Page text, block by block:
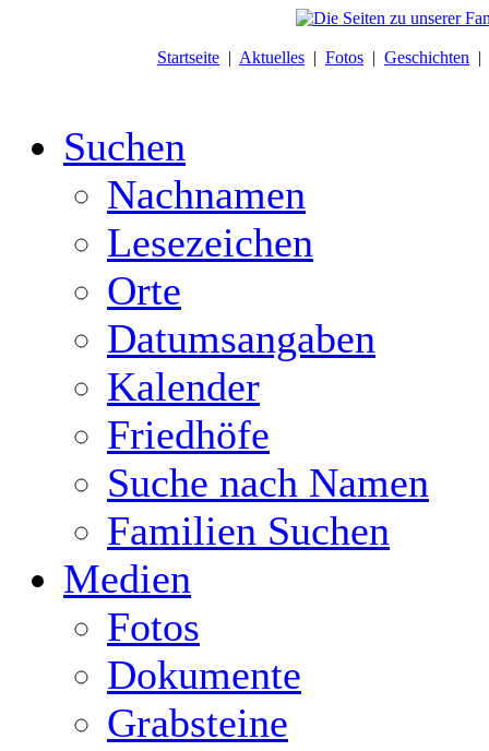
Startseite | Aktuelles | Fotos | Geschichten |
Suchen
Nachnamen
Lesezeichen
Orte
Datumsangaben
Kalender
Friedhöfe
Suche nach Namen
Familien Suchen
Medien
Fotos
Dokumente
Grabsteine